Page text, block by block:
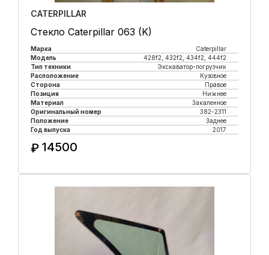
CATERPILLAR
Стекло Caterpillar 063 (K)
Марка
Caterpillar
Модель
428f2, 432f2, 434f2, 444f2
Тип техники
Экскаватор-погрузчик
Расположение
Кузовное
Сторона
Правое
Позиция
Нижнее
Материал
Закаленное
Оригинальный номер
382-2311
Положение
Заднее
Год выпуска
2017
₽ 14500